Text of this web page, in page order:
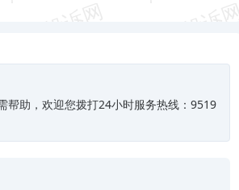
帮助，欢迎您拨打24小时服务热线：9519